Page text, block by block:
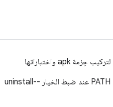
لتركيب حِزمة apk واختباراتها